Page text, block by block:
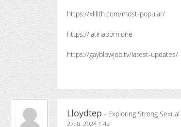
https://xlilith.com/most-popular/
https://latinaporn.one
https://gayblowjob.tv/latest-updates/
Lloydtep - Exploring Strong
27. 8. 2024 1:42